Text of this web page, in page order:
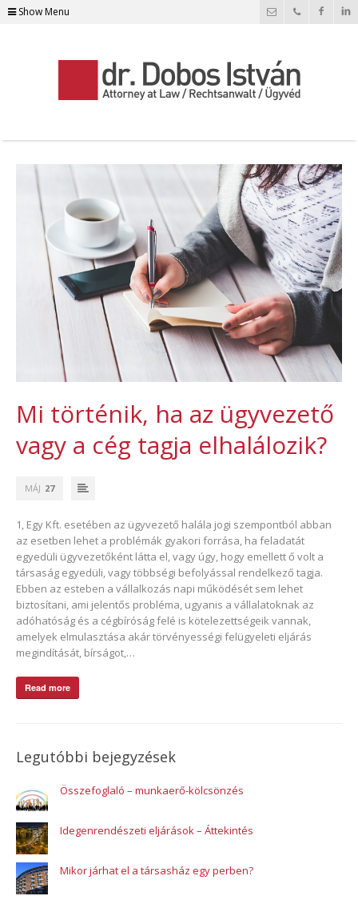
Show Menu
Mi történik, ha az ügyvezető
vagy a cég tagja elhalálozik?
MÁJ 27
1, Egy Kft. esetében az ügyvezető halála jogi szempontból abban
az esetben lehet a problémák gyakori forrása, ha feladatát
egyedüli ügyvezetőként látta el, vagy úgy, hogy emellett ő volt a
társaság egyedüli, vagy többségi befolyással rendelkező tagja.
Ebben az esteben a vállalkozás napi működését sem lehet
biztosítani, ami jelentős probléma, ugyanis a vállalatoknak az
adóhatóság és a cégbíróság felé is kötelezettségeik vannak,
amelyek elmulasztása akár törvényességi felügyeleti eljárás
megindítását, bírságot,…
Read more
Legutóbbi bejegyzések
Összefoglaló – munkaerő-kölcsönzés
Idegenrendészeti eljárások – Áttekintés
Mikor járhat el a társasház egy perben?